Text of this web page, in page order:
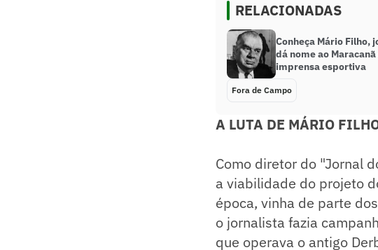
RELACIONADAS
Conheça Mário Filho,
dá nome ao
imprensa esportiva
Fora de Campo
A LUTA DE MÁRIO
Como diretor do "Jornal
a viabilidade do projeto
época, vinha de parte
o jornalista fazia
que operava o antigo